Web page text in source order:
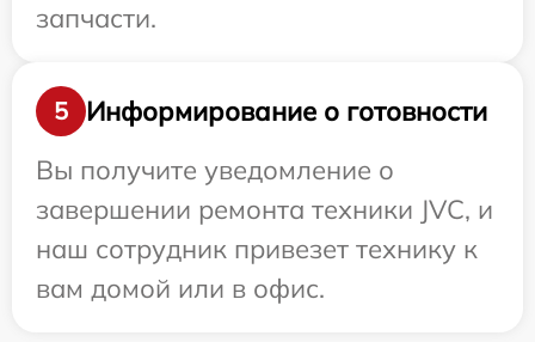
запчасти.
5
Информирование о готовности
Вы получите уведомление о
завершении ремонта техники JVC, и
наш сотрудник привезет технику к
вам домой или в офис.